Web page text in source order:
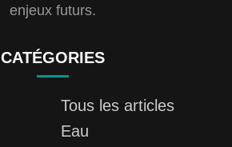
enjeux futurs.
CATÉGORIES
Tous les articles
Eau